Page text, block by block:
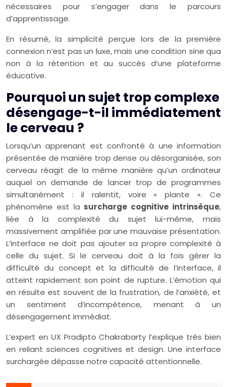
nécessaires pour s’engager dans le parcours
d’apprentissage.
En résumé, la simplicité perçue lors de la première
connexion n’est pas un luxe, mais une condition sine qua
non à la rétention et au succès d’une plateforme
éducative.
Pourquoi un sujet trop complexe
désengage-t-il immédiatement
le cerveau ?
Lorsqu’un apprenant est confronté à une information
présentée de manière trop dense ou désorganisée, son
cerveau réagit de la même manière qu’un ordinateur
auquel on demande de lancer trop de programmes
simultanément : il ralentit, voire « plante ». Ce
phénomène est la surcharge cognitive intrinsèque,
liée à la complexité du sujet lui-même, mais
massivement amplifiée par une mauvaise présentation.
L’interface ne doit pas ajouter sa propre complexité à
celle du sujet. Si le cerveau doit à la fois gérer la
difficulté du concept et la difficulté de l’interface, il
atteint rapidement son point de rupture. L’émotion qui
en résulte est souvent de la frustration, de l’anxiété, et
un sentiment d’incompétence, menant à un
désengagement immédiat.
L’expert en UX Pradipto Chakrabarty l’explique très bien
en reliant sciences cognitives et design. Une interface
surchargée dépasse notre capacité attentionnelle.